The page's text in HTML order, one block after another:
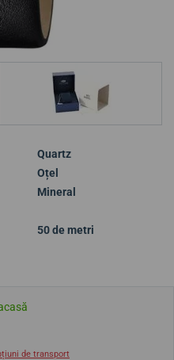
Quartz
Oțel
Mineral
50 de metri
de transport